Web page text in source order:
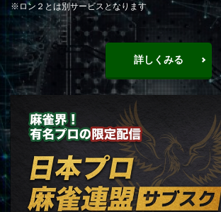
※ロン２とは別サービスとなります
詳しくみる